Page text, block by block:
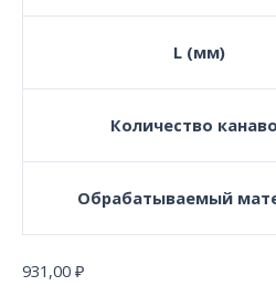
L (мм)
Количество
Обрабатываемый
931,00 ₽